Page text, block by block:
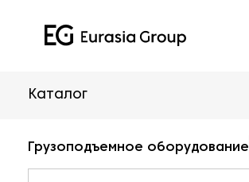
Каталог
Грузоподъемное оборудование